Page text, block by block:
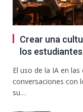
Crear una
los estudiantes
El uso de la IA en
conversaciones con
su…